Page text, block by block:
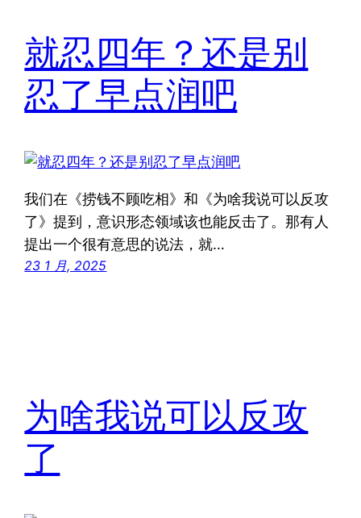
就忍四年？还是别
忍了早点润吧
我们在《捞钱不顾吃相》和《为啥我说可以反攻
了》提到，意识形态领域该也能反击了。那有人
提出一个很有意思的说法，就…
23 1 月, 2025
为啥我说可以反攻
了